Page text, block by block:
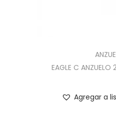
EAGLE C
Agregar a